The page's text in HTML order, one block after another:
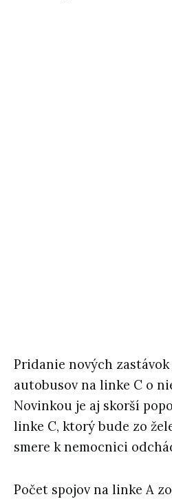
Pridanie nových
autobusov na linke C o
Novinkou je aj skorší
linke C, ktorý bude zo
smere k nemocnici
Počet spojov na linke A